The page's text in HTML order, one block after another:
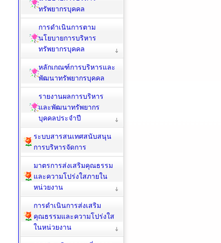
ทรัพยากรบุคคล
การดำเนินการตาม
นโยบายการบริหาร
ทรัพยากรบุคคล
หลักเกณฑ์การบริหารและ
พัฒนาทรัพยากรบุคคล
รายงานผลการบริหาร
และพัฒนาทรัพยากร
บุคคลประจำปี
ระบบสารสนเทศสนับสนุน
การบริหารจัดการ
มาตรการส่งเสริมคุณธรรม
และความโปร่งใสภายใน
หน่วยงาน
การดำเนินการส่งเสริม
คุณธรรมและความโปร่งใส
ในหน่วยงาน